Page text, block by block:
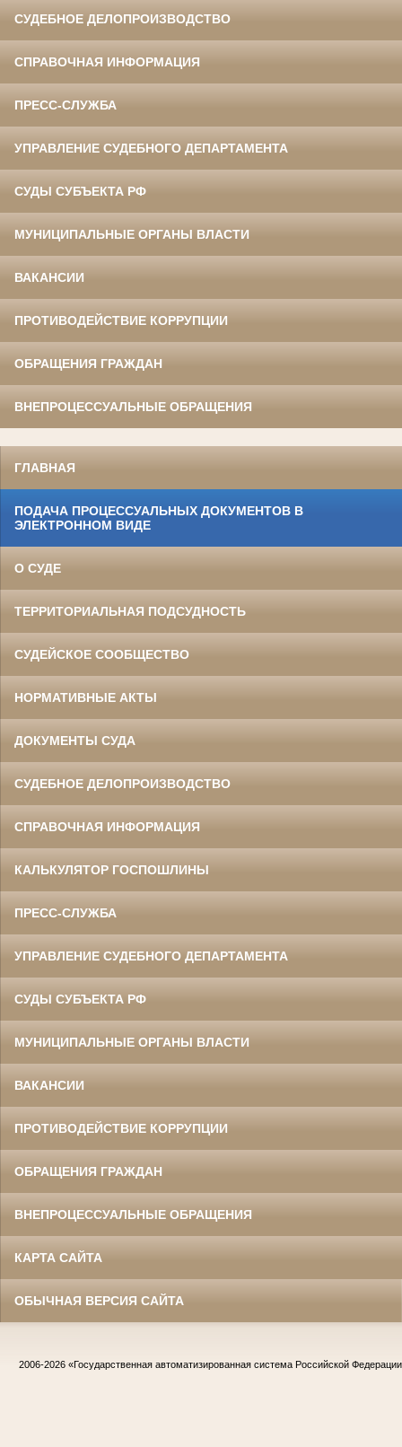
СУДЕБНОЕ ДЕЛОПРОИЗВОДСТВО
СПРАВОЧНАЯ ИНФОРМАЦИЯ
ПРЕСС-СЛУЖБА
УПРАВЛЕНИЕ СУДЕБНОГО ДЕПАРТАМЕНТА
СУДЫ СУБЪЕКТА РФ
МУНИЦИПАЛЬНЫЕ ОРГАНЫ ВЛАСТИ
ВАКАНСИИ
ПРОТИВОДЕЙСТВИЕ КОРРУПЦИИ
ОБРАЩЕНИЯ ГРАЖДАН
ВНЕПРОЦЕССУАЛЬНЫЕ ОБРАЩЕНИЯ
ГЛАВНАЯ
ПОДАЧА ПРОЦЕССУАЛЬНЫХ ДОКУМЕНТОВ В
ЭЛЕКТРОННОМ ВИДЕ
О СУДЕ
ТЕРРИТОРИАЛЬНАЯ ПОДСУДНОСТЬ
СУДЕЙСКОЕ СООБЩЕСТВО
НОРМАТИВНЫЕ АКТЫ
ДОКУМЕНТЫ СУДА
СУДЕБНОЕ ДЕЛОПРОИЗВОДСТВО
СПРАВОЧНАЯ ИНФОРМАЦИЯ
КАЛЬКУЛЯТОР ГОСПОШЛИНЫ
ПРЕСС-СЛУЖБА
УПРАВЛЕНИЕ СУДЕБНОГО ДЕПАРТАМЕНТА
СУДЫ СУБЪЕКТА РФ
МУНИЦИПАЛЬНЫЕ ОРГАНЫ ВЛАСТИ
ВАКАНСИИ
ПРОТИВОДЕЙСТВИЕ КОРРУПЦИИ
ОБРАЩЕНИЯ ГРАЖДАН
ВНЕПРОЦЕССУАЛЬНЫЕ ОБРАЩЕНИЯ
КАРТА САЙТА
ОБЫЧНАЯ ВЕРСИЯ САЙТА
2006-2026 «Государственная автоматизированная система Российской